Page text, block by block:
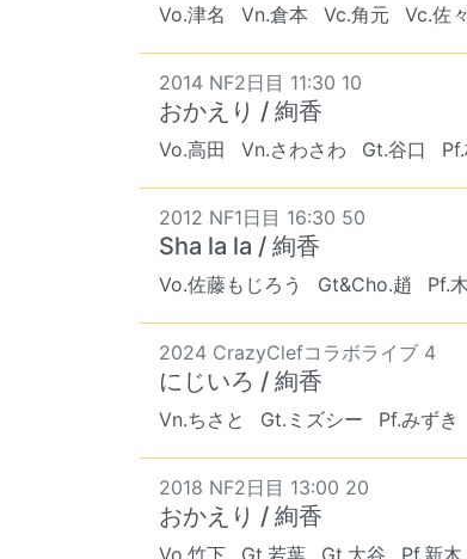
Vo.津名 Vn.倉本 Vc.角元 Vc.佐
2014 NF2日目 11:30 10
おかえり / 絢香
Vo.高田 Vn.さわさわ Gt.谷口
2012 NF1日目 16:30 50
Sha la la / 絢香
Vo.佐藤もじろう Gt&Cho.趙 Pf.
2024 CrazyClefコラボライブ 4
にじいろ / 絢香
Vn.ちさと Gt.ミズシー Pf.みずき
2018 NF2日目 13:00 20
おかえり / 絢香